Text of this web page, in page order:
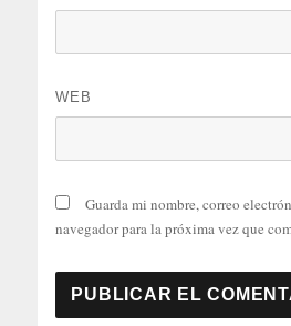
WEB
Guarda mi nombre, correo
navegador para la próxima vez que